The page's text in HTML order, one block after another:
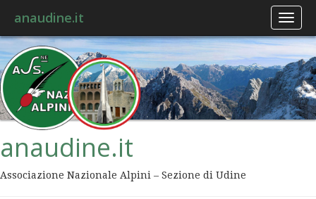
anaudine.it
anaudine.it
Associazione Nazionale Alpini – Sezione di Udine